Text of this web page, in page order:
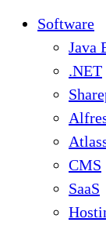
Software
Java
.NET
CMS
SaaS